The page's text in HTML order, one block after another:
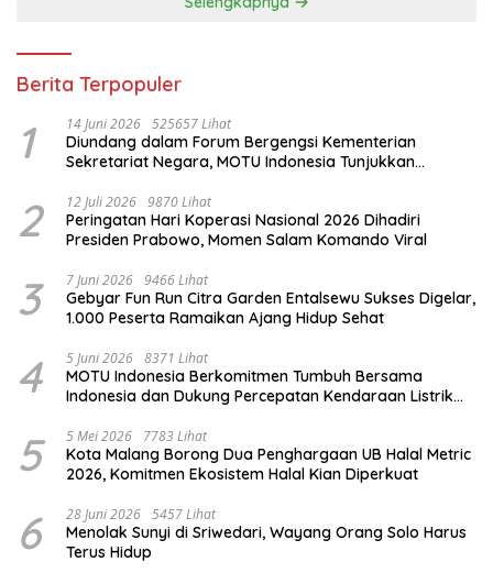
Berita Terpopuler
1 14 Juni 2026 525657 Lihat
Diundang dalam Forum Bergengsi Kementerian
Sekretariat Negara, MOTU Indonesia Tunjukkan
2 12 Juli 2026 9870 Lihat
Peringatan Hari Koperasi Nasional 2026 Dihadiri
Presiden Prabowo, Momen Salam Komando Viral
3 7 Juni 2026 9466 Lihat
Gebyar Fun Run Citra Garden Entalsewu Sukses Digelar,
1.000 Peserta Ramaikan Ajang Hidup Sehat
4 5 Juni 2026 8371 Lihat
MOTU Indonesia Berkomitmen Tumbuh Bersama
Indonesia dan Dukung Percepatan Kendaraan Listrik
5 5 Mei 2026 7783 Lihat
Kota Malang Borong Dua Penghargaan UB Halal Metric
2026, Komitmen Ekosistem Halal Kian Diperkuat
6 28 Juni 2026 5457 Lihat
Menolak Sunyi di Sriwedari, Wayang Orang Solo Harus
Terus Hidup